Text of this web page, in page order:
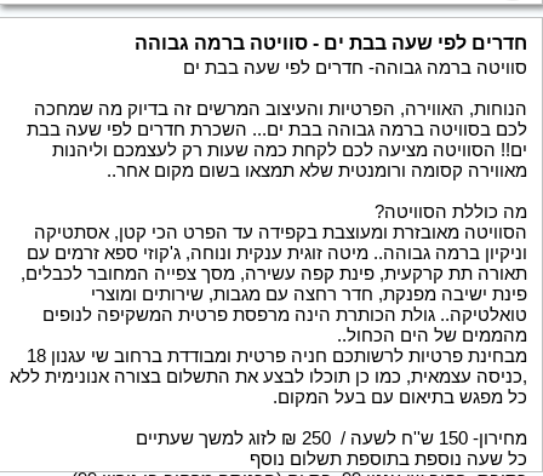
חדרים לפי שעה בבת ים - סוויטה ברמה גבוהה
סוויטה ברמה גבוהה- חדרים לפי שעה בבת ים
הנוחות, האווירה, הפרטיות והעיצוב המרשים זה בדיוק מה שמחכה
לכם בסוויטה ברמה גבוהה בבת ים... השכרת חדרים לפי שעה בבת
ים!! הסוויטה מציעה לכם לקחת כמה שעות רק לעצמכם וליהנות
מאווירה קסומה ורומנטית שלא תמצאו בשום מקום אחר..
מה כוללת הסוויטה?
הסוויטה מאובזרת ומעוצבת בקפידה עד הפרט הכי קטן, אסתטיקה
וניקיון ברמה גבוהה.. מיטה זוגית ענקית ונוחה, ג'קוזי ספא זרמים עם
תאורה תת קרקעית, פינת קפה עשירה, מסך צפייה המחובר לכבלים,
פינת ישיבה מפנקת, חדר רחצה עם מגבות, שירותים ומוצרי
טואלטיקה.. גולת הכותרת הינה מרפסת פרטית המשקיפה לנופים
מהממים של הים הכחול..
מבחינת פרטיות לרשותכם חניה פרטית ומבודדת ברחוב שי עגנון 18
,כניסה עצמאית, כמו כן תוכלו לבצע את התשלום בצורה אנונימית ללא
כל מפגש בתיאום עם בעל המקום.
מחירון- 150 ש''ח לשעה / 250 ₪ לזוג למשך שעתיים
כל שעה נוספת בתוספת תשלום נוסף